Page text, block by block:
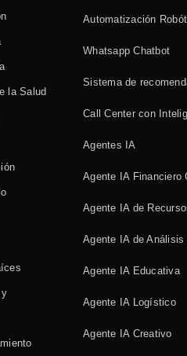
la Salud
y
Automatización
Whatsapp Chatbot
Sistema de
Call Center con
Agentes IA
Agente IA Financiero
Agente IA de
Agente IA de Análisis
Agente IA Educativa
Agente IA Logístico
Agente IA Creativo